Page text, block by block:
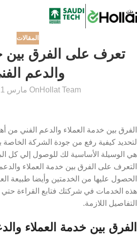
المقالات
تعرف على الفرق بين
والدعم
Hollat Team On مارس 11, 2025
الفرق بين خدمة العملاء والدعم الفني من
لتحديد كيفية رفع من جودة الشركة الخاصة
هي الوسيلة الأساسية لك للوصول إلي كل
التعرف على الفرق بين خدمة العملاء
الحصول عليها من الخدمتين وأيضا طبيعة
هذه الخدمات في شركتك فتابع القراءة حتي
التفاصيل اللازمة.
الفرق بين خدمة العملاء